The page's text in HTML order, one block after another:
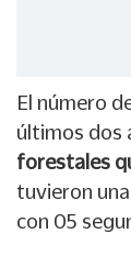
El número
últimos dos
forestales
tuvieron
con 05